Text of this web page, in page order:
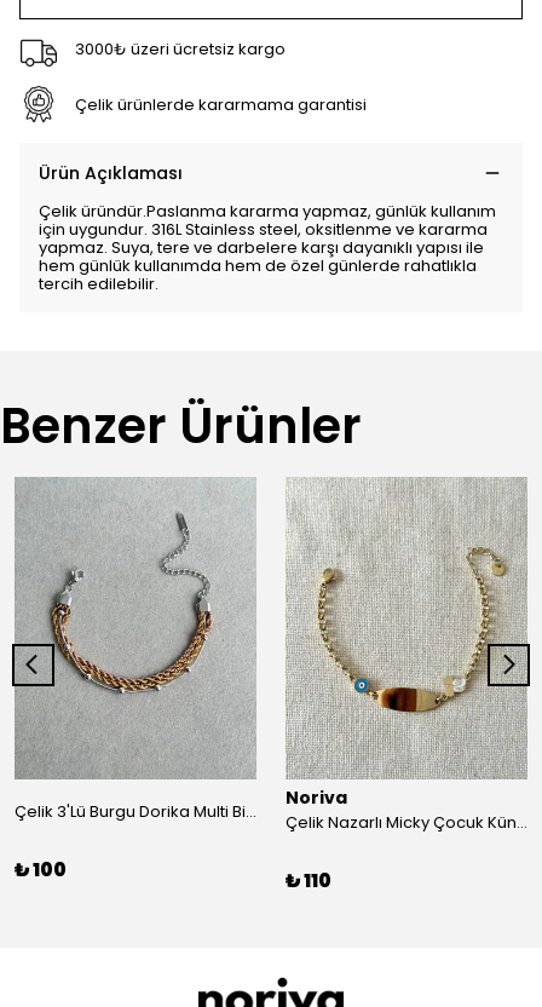
3000₺ üzeri ücretsiz kargo
Çelik ürünlerde kararmama garantisi
Ürün Açıklaması
Çelik üründür.Paslanma kararma yapmaz, günlük kullanım
için uygundur. 316L Stainless steel, oksitlenme ve kararma
yapmaz. Suya, tere ve darbelere karşı dayanıklı yapısı ile
hem günlük kullanımda hem de özel günlerde rahatlıkla
tercih edilebilir.
Benzer Ürünler
Çelik 3'Lü Burgu Dorika Multi Bileklik
₺ 100
Noriva
Çelik Nazarlı Micky Çocuk Künye Bileklik
₺ 110